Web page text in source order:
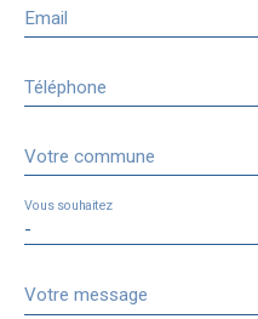
Email
Téléphone
Votre commune
-
Vous souhaitez
Votre message